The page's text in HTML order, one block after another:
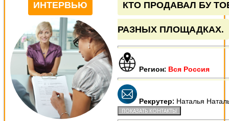
ИНТЕРВЬЮ КТО ПРОДАВАЛ БУ
РАЗНЫХ ПЛОЩАДКАХ.
Регион: Вся Россия
Рекрутер: Наталья